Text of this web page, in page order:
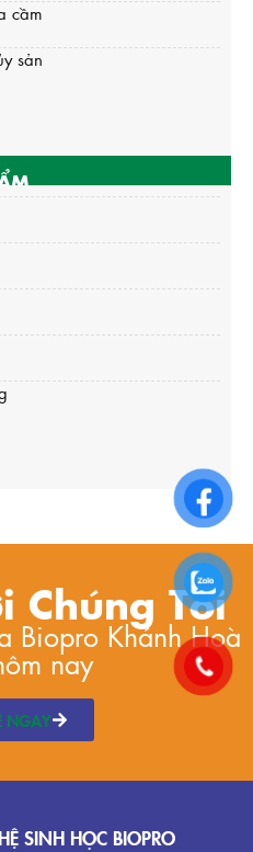
cầm
sản
Chúng Tôi
Biopro Khánh Hoà
nay
NGAY
SINH HỌC BIOPRO